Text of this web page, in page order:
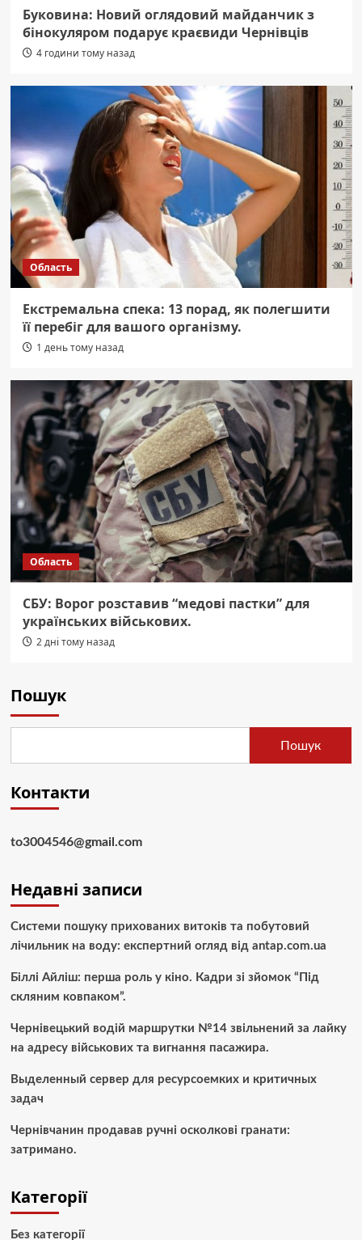
Буковина: Новий оглядовий майданчик з
бінокуляром подарує краєвиди Чернівців
4 години тому назад
Область
Екстремальна спека: 13 порад, як полегшити
її перебіг для вашого організму.
1 день тому назад
Область
СБУ: Ворог розставив “медові пастки” для
українських військових.
2 дні тому назад
Пошук
Пошук
Контакти
to3004546@gmail.com
Недавні записи
Системи пошуку прихованих витоків та побутовий
лічильник на воду: експертний огляд від antap.com.ua
Біллі Айліш: перша роль у кіно. Кадри зі зйомок “Під
скляним ковпаком”.
Чернівецький водій маршрутки №14 звільнений за лайку
на адресу військових та вигнання пасажира.
Выделенный сервер для ресурсоемких и критичных
задач
Чернівчанин продавав ручні осколкові гранати:
затримано.
Категорії
Без категорії